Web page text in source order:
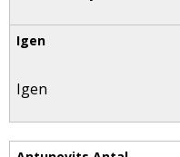
Igen